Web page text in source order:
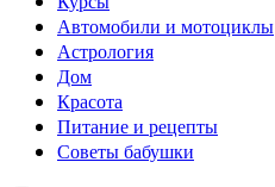
Автомобили и мотоциклы
Астрология
Дом
Красота
Питание и рецепты
Советы бабушки